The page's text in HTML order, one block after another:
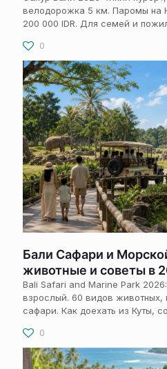
велодорожка 5 км. Паромы на
200 000 IDR. Для семей и
0
Бали Сафари и
животные и советы в
Bali Safari and Marine Park
взрослый. 60 видов животных,
сафари. Как доехать из Куты,
0